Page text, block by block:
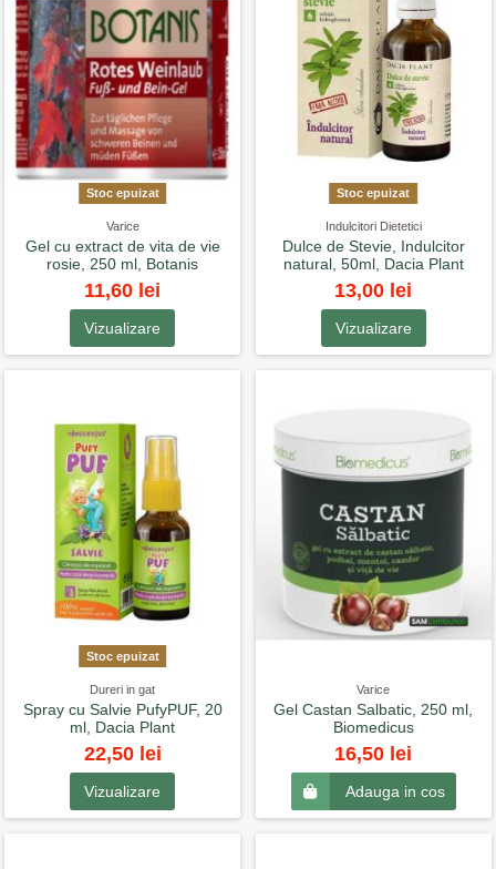
Stoc epuizat
Varice
Gel cu extract de vita de vie
rosie, 250 ml, Botanis
11,60 lei
Vizualizare
Stoc epuizat
Indulcitori Dietetici
Dulce de Stevie, Indulcitor
natural, 50ml, Dacia Plant
13,00 lei
Vizualizare
Stoc epuizat
Dureri in gat
Spray cu Salvie PufyPUF, 20
ml, Dacia Plant
22,50 lei
Vizualizare
Varice
Gel Castan Salbatic, 250 ml,
Biomedicus
16,50 lei
Adauga in cos